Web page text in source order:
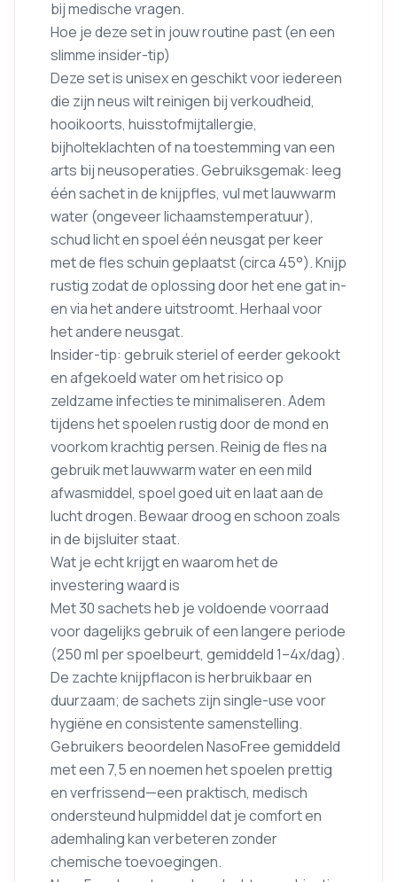
bij medische vragen.
Hoe je deze set in jouw routine past (en een
slimme insider-tip)
Deze set is unisex en geschikt voor iedereen
die zijn neus wilt reinigen bij verkoudheid,
hooikoorts, huisstofmijtallergie,
bijholteklachten of na toestemming van een
arts bij neusoperaties. Gebruiksgemak: leeg
één sachet in de knijpfles, vul met lauwwarm
water (ongeveer lichaamstemperatuur),
schud licht en spoel één neusgat per keer
met de fles schuin geplaatst (circa 45°). Knijp
rustig zodat de oplossing door het ene gat in-
en via het andere uitstroomt. Herhaal voor
het andere neusgat.
Insider-tip: gebruik steriel of eerder gekookt
en afgekoeld water om het risico op
zeldzame infecties te minimaliseren. Adem
tijdens het spoelen rustig door de mond en
voorkom krachtig persen. Reinig de fles na
gebruik met lauwwarm water en een mild
afwasmiddel, spoel goed uit en laat aan de
lucht drogen. Bewaar droog en schoon zoals
in de bijsluiter staat.
Wat je echt krijgt en waarom het de
investering waard is
Met 30 sachets heb je voldoende voorraad
voor dagelijks gebruik of een langere periode
(250 ml per spoelbeurt, gemiddeld 1–4x/dag).
De zachte knijpflacon is herbruikbaar en
duurzaam; de sachets zijn single-use voor
hygiëne en consistente samenstelling.
Gebruikers beoordelen NasoFree gemiddeld
met een 7,5 en noemen het spoelen prettig
en verfrissend—een praktisch, medisch
ondersteund hulpmiddel dat je comfort en
ademhaling kan verbeteren zonder
chemische toevoegingen.